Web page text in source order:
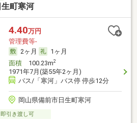
町寒河
4.40万円
管理費等-
2ヶ月
1ヶ月
面積100.23m2
1971年7月(築55年2ヶ月)
バス/「寒河」バス停 停歩12分
岡山県備前市日生町寒河
即引き渡し可